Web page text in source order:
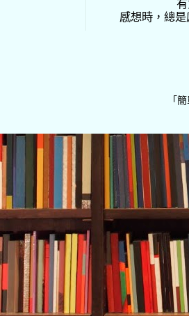
感想時，總
「